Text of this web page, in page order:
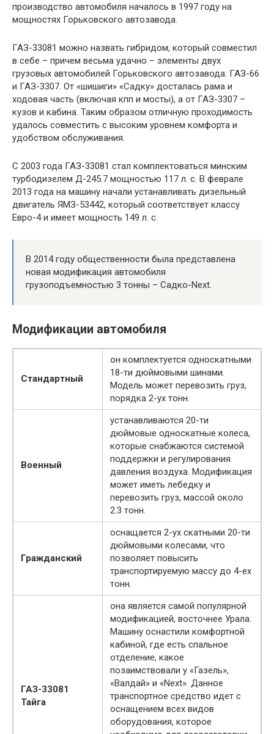
производство автомобиля началось в 1997 году на
мощностях Горьковского автозавода.
ГАЗ-33081 можно назвать гибридом, который совместил
в себе – причем весьма удачно – элементы двух
грузовых автомобилей Горьковского автозавода: ГАЗ-66
и ГАЗ-3307. От «шишиги» «Садку» досталась рама и
ходовая часть (включая кпп и мосты), а от ГАЗ-3307 –
кузов и кабина. Таким образом отличную проходимость
удалось совместить с высоким уровнем комфорта и
удобством обслуживания.
С 2003 года ГАЗ-33081 стал комплектоваться минским
турбодизелем Д-245.7 мощностью 117 л. с. В феврале
2013 года на машину начали устанавливать дизельный
двигатель ЯМЗ-53442, который соответствует классу
Евро-4 и имеет мощность 149 л. с.
В 2014 году общественности была представлена
новая модификация автомобиля
грузоподъемностью 3 тонны – Садко-Next.
Модификации автомобиля
Стандартный
он комплектуется односкатными
18-ти дюймовыми шинами.
Модель может перевозить груз,
порядка 2-ух тонн.
Военный
устанавливаются 20-ти
дюймовые односкатные колеса,
которые снабжаются системой
поддержки и регулирования
давления воздуха. Модификация
может иметь лебедку и
перевозить груз, массой около
2.3 тонн.
Гражданский
оснащается 2-ух скатными 20-ти
дюймовыми колесами, что
позволяет повысить
транспортируемую массу до 4-ех
тонн.
ГАЗ-33081
Тайга
она является самой популярной
модификацией, восточнее Урала.
Машину оснастили комфортной
кабиной, где есть спальное
отделение, какое
позаимствовали у «Газель»,
«Валдай» и «Next». Данное
транспортное средство идет с
оснащением всех видов
оборудования, которое